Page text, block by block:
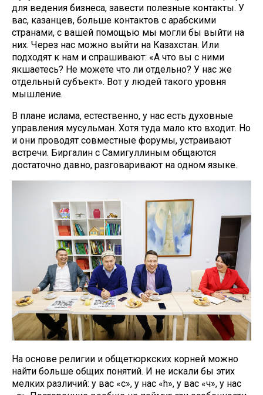
для ведения бизнеса, завести полезные контакты. У
вас, казанцев, больше контактов с арабскими
странами, с вашей помощью мы могли бы выйти на
них. Через нас можно выйти на Казахстан. Или
подходят к нам и спрашивают: «А что вы с ними
якшаетесь? Не можете что ли отдельно? У нас же
отдельный субъект». Вот у людей такого уровня
мышление.
В плане ислама, естественно, у нас есть духовные
управления мусульман. Хотя туда мало кто входит. Но
и они проводят совместные форумы, устраивают
встречи. Биргалин с Самигуллиным общаются
достаточно давно, разговаривают на одном языке.
На основе религии и общетюркских корней можно
найти больше общих понятий. И не искали бы этих
мелких различий: у вас «с», у нас «h», у вас «ч», у нас